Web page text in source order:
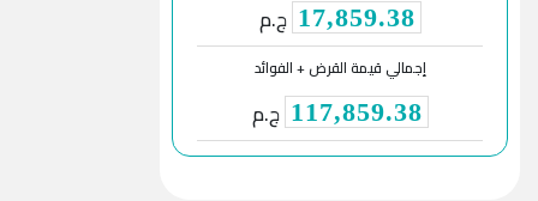
17,859.38 ج.م
إجمالي قيمة القرض + الفوائد
117,859.38 ج.م